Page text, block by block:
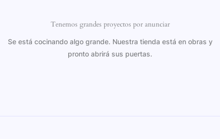
Tenemos grandes proyectos por anunciar
Se está cocinando algo grande. Nuestra tienda está en obras y
pronto abrirá sus puertas.